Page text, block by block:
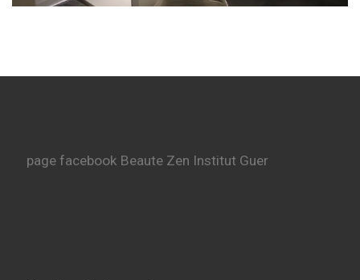
page facebook Beaute Zen Institut Guer